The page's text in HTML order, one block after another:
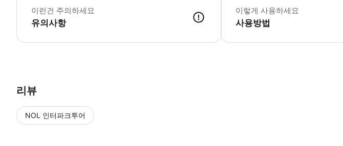
이런건 주의하세요
유의사항
이렇게 사용하세요
사용방법
리뷰
NOL 인터파크투어